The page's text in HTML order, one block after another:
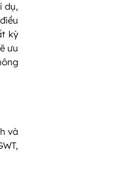
dụ,
kỳ
ưu
và